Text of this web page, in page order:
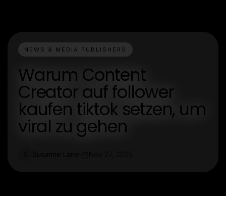
NEWS & MEDIA PUBLISHERS
Warum Content
Creator auf follower
kaufen tiktok setzen, um
viral zu gehen